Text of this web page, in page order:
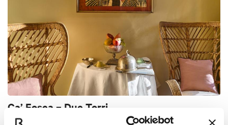
Ca’ Fosca – Due Torri
BOLOGNA